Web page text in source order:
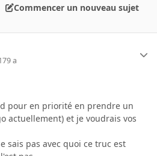
Commencer un nouveau sujet
9 a
pour en priorité en prendre un
actuellement) et je voudrais vos
sais pas avec quoi ce truc est